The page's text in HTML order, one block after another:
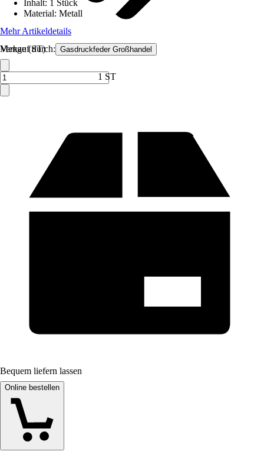
Verkauf durch: Gasdruckfeder Großhandel
Inhalt: 1 Stück
Material: Metall
Mehr Artikeldetails
Menge (ST)
1 ST
Bequem liefern lassen
Online bestellen